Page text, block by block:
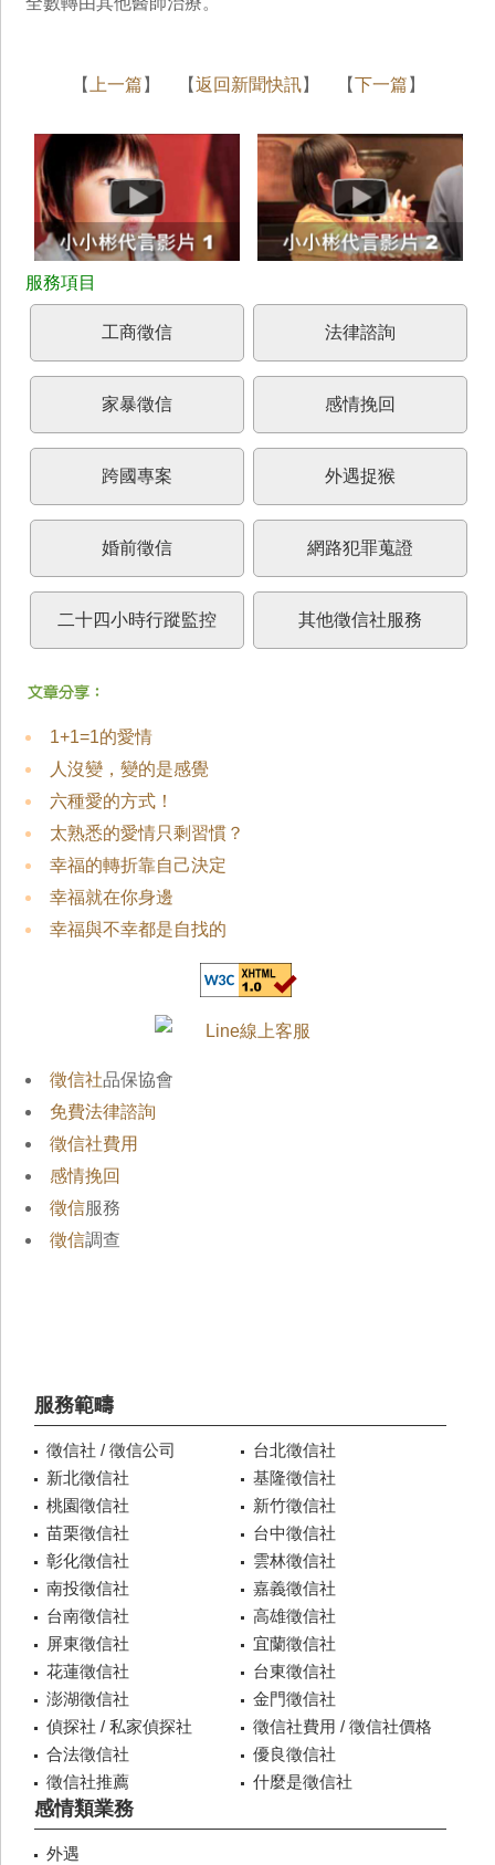
【 上一篇 】 【返回新聞快訊】 【下一篇 】
工商徵信 法律諮詢
家暴徵信 感情挽回
跨國專案 外遇捉猴
婚前徵信 網路犯罪蒐證
二十四小時行蹤監控 其他徵信社服務
1+1=1的愛情
人沒變，變的是感覺
六種愛的方式！
太熟悉的愛情只剩習慣？
幸福的轉折靠自己決定
幸福就在你身邊
幸福與不幸都是自找的
徵信社品保協會
免費法律諮詢
徵信社費用
感情挽回
徵信服務
徵信調查
服務範疇
徵信社 / 徵信公司
台北徵信社
新北徵信社
基隆徵信社
桃園徵信社
新竹徵信社
苗栗徵信社
台中徵信社
彰化徵信社
雲林徵信社
南投徵信社
嘉義徵信社
台南徵信社
高雄徵信社
屏東徵信社
宜蘭徵信社
花蓮徵信社
台東徵信社
澎湖徵信社
金門徵信社
偵探社 / 私家偵探社
徵信社費用 / 徵信社價格
合法徵信社
優良徵信社
徵信社推薦
什麼是徵信社
感情類業務
外遇